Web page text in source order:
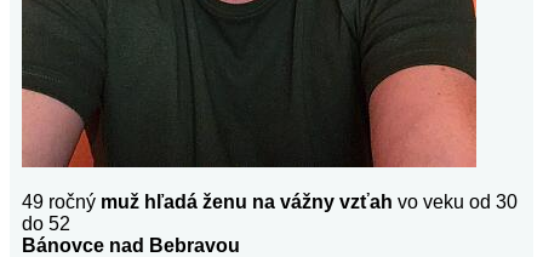
49 ročný muž hľadá ženu na vážny vzťah vo veku od 30
do 52
Bánovce nad Bebravou